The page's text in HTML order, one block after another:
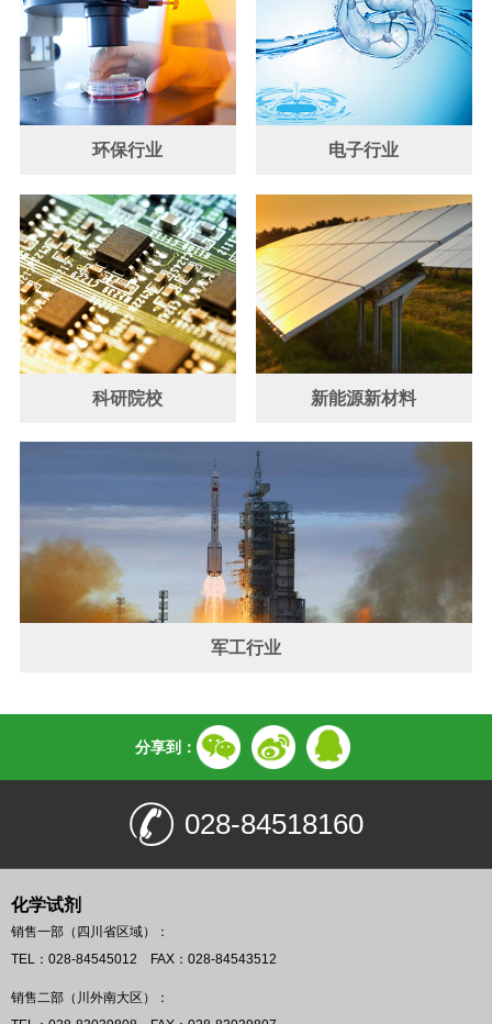
环保行业 电子行业
科研院校 新能源新材料
军工行业
分享到：
028-84518160
化学试剂
销售一部（四川省区域）：
TEL：028-84545012 FAX：028-84543512
销售二部（川外南大区）：